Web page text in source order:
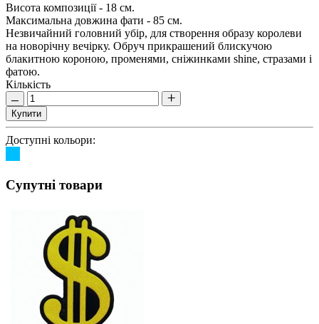
Висота композиції - 18 см.
Максимальна довжина фати - 85 см.
Незвичайний головний убір, для створення образу королеви
на новорічну вечірку. Обруч прикрашений блискучою
блакитною короною, променями, сніжинками shine, стразами і
фатою.
Кількість
Купити
Доступні кольори:
Супутні товари